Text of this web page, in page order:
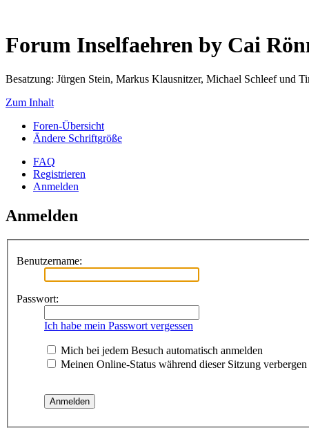
Forum Inselfaehren by Cai
Besatzung: Jürgen Stein, Markus Klausnitzer, Michael Schleef und
Zum Inhalt
Foren-Übersicht
Ändere Schriftgröße
FAQ
Registrieren
Anmelden
Anmelden
Benutzername:
Passwort:
Ich habe mein Passwort vergessen
Mich bei jedem Besuch automatisch anmelden
Meinen Online-Status während dieser Sitzung verbergen